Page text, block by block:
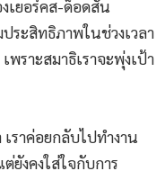
เยอร์คส-ด็อดสัน
ระสิทธิภาพในช่วงเวลา
พราะสมาธิเราจะพุ่งเป้า
ราค่อยกลับไปทำงาน
ยังคงใส่ใจกับการ